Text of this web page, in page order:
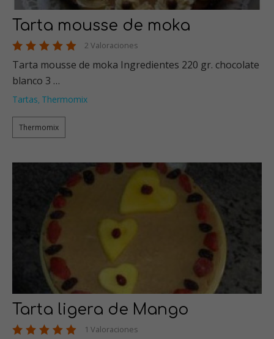
Tarta mousse de moka
2 Valoraciones
Tarta mousse de moka Ingredientes 220 gr. chocolate
blanco 3 …
Tartas, Thermomix
Thermomix
Tarta ligera de Mango
1 Valoraciones